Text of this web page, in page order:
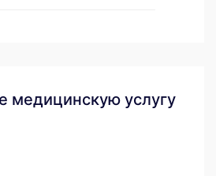
медицинскую услугу